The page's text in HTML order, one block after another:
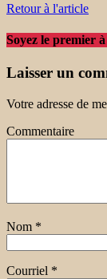
Retour à l'article
Soyez le premier
Laisser un
Votre adresse de
Commentaire
Nom *
Courriel *